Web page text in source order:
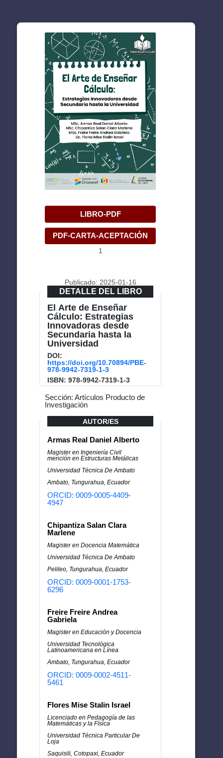
LIBRO-PDF
PDF-CARTA-ACEPTACIÓN
1
Publicado: 2025-01-16
DETALLE DEL LIBRO
El Arte de Enseñar
Cálculo: Estrategias
Innovadoras desde
Secundaria hasta la
Universidad
DOI:
https://doi.org/10.70894/PBE-
978-9942-7319-1-3
ISBN: 978-9942-7319-1-3
Sección: Artículos Producto de
Investigación
AUTOR/ES
Armas Real Daniel Alberto
Magister en Ingeniería Civil
mención en Estructuras Metálicas
Universidad Técnica De Ambato
Ambato, Tungurahua, Ecuador
ORCID: 0009-0005-4409-
4947
Chipantiza Salan Clara
Marlene
Magister en Docencia Matemática
Universidad Técnica De Ambato
Pelileo, Tungurahua, Ecuador
ORCID: 0009-0001-1753-
6296
Freire Freire Andrea
Gabriela
Magister en Educación y Docencia
Universidad Tecnológica
Latinoamericana en Línea
Ambato, Tungurahua, Ecuador
ORCID: 0009-0002-4511-
5461
Flores Mise Stalin Israel
Licenciado en Pedagogía de las
Matemáticas y la Física
Universidad Técnica Particular De
Loja
Saquisili, Cotopaxi, Ecuador